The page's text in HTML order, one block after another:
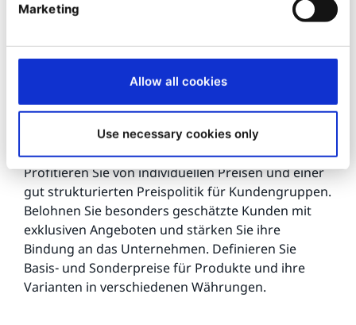
Marketing
Allow all cookies
Use necessary cookies only
Benutzerdefinierte Preise
einfach verwalten
Profitieren Sie von individuellen Preisen und einer
gut strukturierten Preispolitik für Kundengruppen.
Belohnen Sie besonders geschätzte Kunden mit
exklusiven Angeboten und stärken Sie ihre
Bindung an das Unternehmen. Definieren Sie
Basis- und Sonderpreise für Produkte und ihre
Varianten in verschiedenen Währungen.